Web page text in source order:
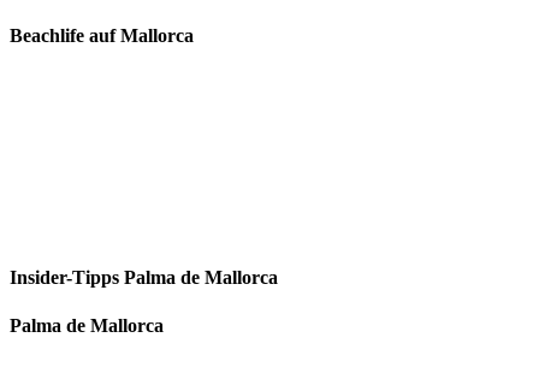
Beachlife auf Mallorca
Insider-Tipps Palma de Mallorca
Palma de Mallorca